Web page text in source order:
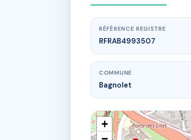
RÉFÉRENCE REGISTRE
RFRAB4993507
COMMUNE
Bagnolet
+